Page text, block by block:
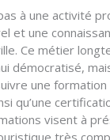
à une activité
et une
Ce métier
démocratisé,
une
qu’une
visent à